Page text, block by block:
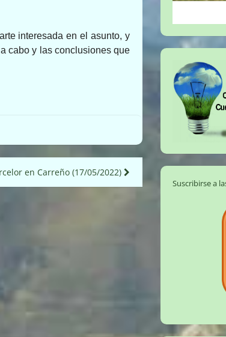
interesada en el asunto, y
cabo y las conclusiones que
en Carreño (17/05/2022)
Suscribirse a